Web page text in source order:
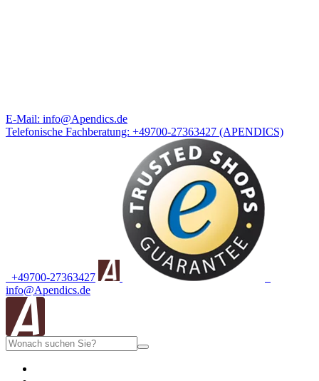
E-Mail: info@Apendics.de
Telefonische Fachberatung: +49700-27363427 (APENDICS)
+49700-27363427
info@Apendics.de